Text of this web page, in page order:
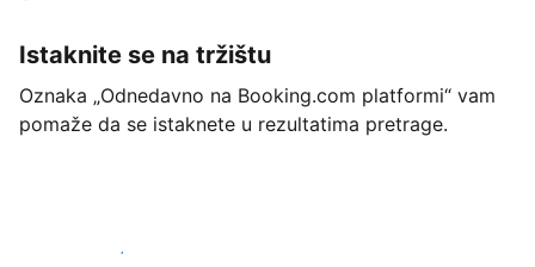
Istaknite se na tržištu
Oznaka „Odnedavno na Booking.com platformi“ vam
pomaže da se istaknete u rezultatima pretrage.
Počnite već danas